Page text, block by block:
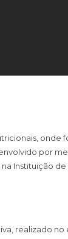
onde
por
Instituição
realizado no